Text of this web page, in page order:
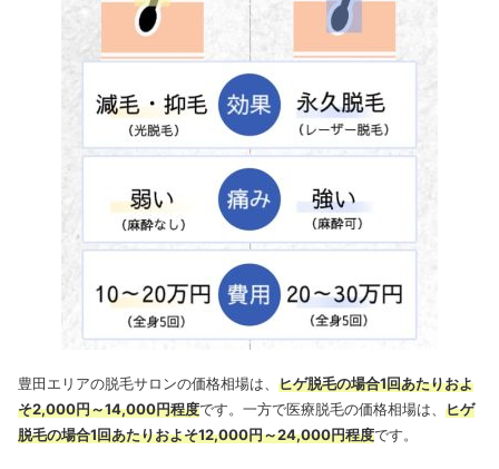
豊田エリアの脱毛サロンの価格相場は、 ヒゲ脱毛の場合1回あたりおよ
そ2,000円～14,000円程度です。一方で医療脱毛の価格相場は、 ヒゲ
脱毛の場合1回あたりおよそ12,000円～24,000円程度です。